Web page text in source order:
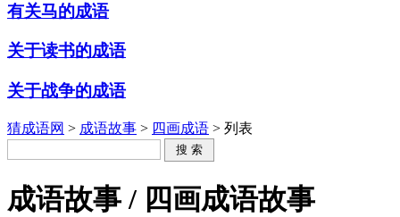
有关马的成语
关于读书的成语
关于战争的成语
猜成语网 > 成语故事 > 四画成语 > 列表
成语故事 / 四画成语故事